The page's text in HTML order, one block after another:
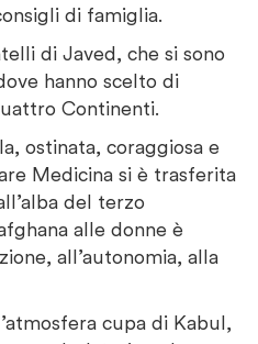
di famiglia.
di Javed, che si sono
hanno scelto di
Continenti.
ostinata, coraggiosa e
Medicina si è trasferita
del terzo
alle donne è
all’autonomia, alla
cupa di Kabul,